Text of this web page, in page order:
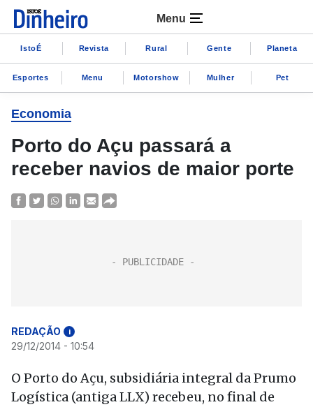
Menu
IstoÉ Revista Rural Gente Planeta
Esportes Menu Motorshow Mulher Pet
Economia
Porto do Açu passará a
receber navios de maior porte
REDAÇÃO i
29/12/2014 - 10:54
O Porto do Açu, subsidiária integral da Prumo
Logística (antiga LLX) recebeu, no final de